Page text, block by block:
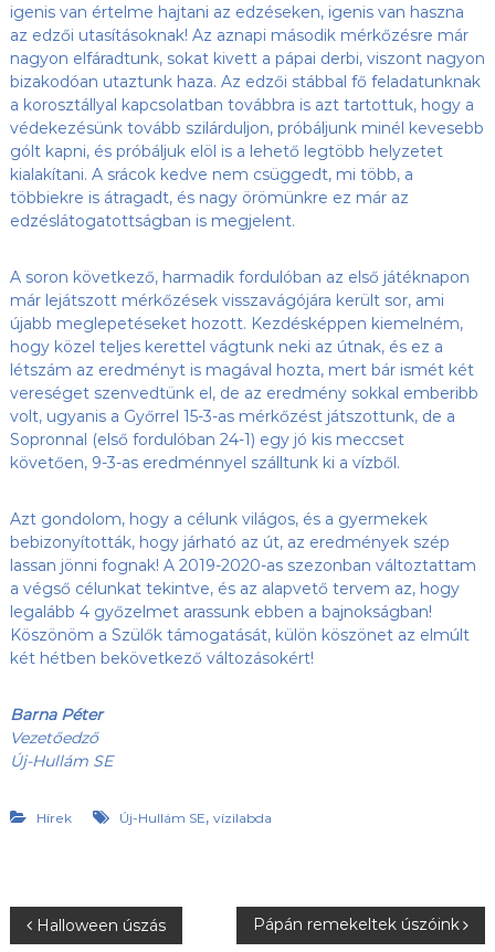
igenis van értelme hajtani az edzéseken, igenis van haszna
az edzői utasításoknak! Az aznapi második mérkőzésre már
nagyon elfáradtunk, sokat kivett a pápai derbi, viszont nagyon
bizakodóan utaztunk haza. Az edzői stábbal fő feladatunknak
a korosztállyal kapcsolatban továbbra is azt tartottuk, hogy a
védekezésünk tovább szilárduljon, próbáljunk minél kevesebb
gólt kapni, és próbáljuk elöl is a lehető legtöbb helyzetet
kialakítani. A srácok kedve nem csüggedt, mi több, a
többiekre is átragadt, és nagy örömünkre ez már az
edzéslátogatottságban is megjelent.
A soron következő, harmadik fordulóban az első játéknapon
már lejátszott mérkőzések visszavágójára került sor, ami
újabb meglepetéseket hozott. Kezdésképpen kiemelném,
hogy közel teljes kerettel vágtunk neki az útnak, és ez a
létszám az eredményt is magával hozta, mert bár ismét két
vereséget szenvedtünk el, de az eredmény sokkal emberibb
volt, ugyanis a Győrrel 15-3-as mérkőzést játszottunk, de a
Sopronnal (első fordulóban 24-1) egy jó kis meccset
követően, 9-3-as eredménnyel szálltunk ki a vízből.
Azt gondolom, hogy a célunk világos, és a gyermekek
bebizonyították, hogy járható az út, az eredmények szép
lassan jönni fognak! A 2019-2020-as szezonban változtattam
a végső célunkat tekintve, és az alapvető tervem az, hogy
legalább 4 győzelmet arassunk ebben a bajnokságban!
Köszönöm a Szülők támogatását, külön köszönet az elmúlt
két hétben bekövetkező változásokért!
Barna Péter
Vezetőedző
Új-Hullám SE
Hírek Új-Hullám SE, vízilabda
B Halloween úszás Pápán remekeltek úszóink